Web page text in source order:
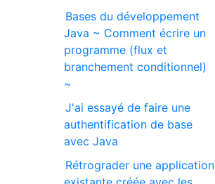
Bases du développement
Java ~ Comment écrire un
programme (flux et
branchement conditionnel)
~
J'ai essayé de faire une
authentification de base
avec Java
Rétrograder une application